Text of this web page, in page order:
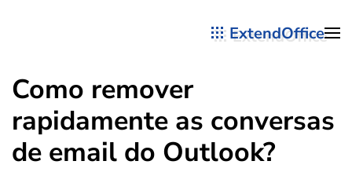
ExtendOffice
Como remover
rapidamente as conversas
de email do Outlook?